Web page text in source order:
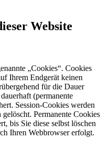
Website
„Cookies“. Cookies
Ihrem Endgerät keinen
für die Dauer
(permanente
Session-Cookies werden
Permanente Cookies
bis Sie diese selbst löschen
Ihren Webbrowser erfolgt.